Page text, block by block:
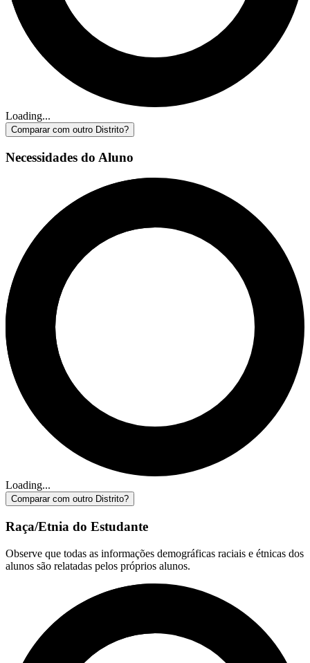
Loading...
Comparar com outro Distrito?
Necessidades do Aluno
Loading...
Comparar com outro Distrito?
Raça/Etnia do Estudante
Observe que todas as informações demográficas raciais e étnicas dos
alunos são relatadas pelos próprios alunos.